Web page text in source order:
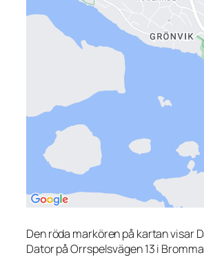
Den röda markören på kartan visar
Dator på Orrspelsvägen 13 i